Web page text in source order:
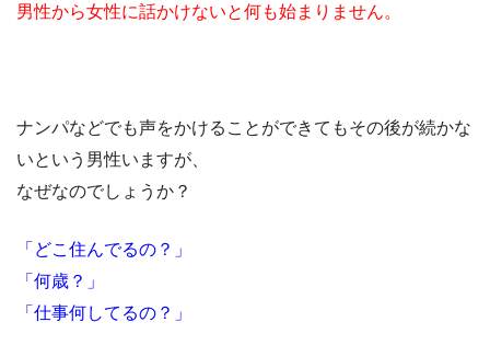
男性から女性に話かけないと何も始まりません。
ナンパなどでも声をかけることができてもその後が続かな
いという男性いますが、
なぜなのでしょうか？
「どこ住んでるの？」
「何歳？」
「仕事何してるの？」